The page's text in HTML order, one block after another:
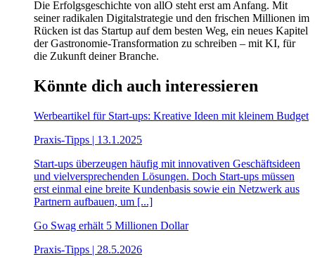
Die Erfolgsgeschichte von allO steht erst am Anfang. Mit
seiner radikalen Digitalstrategie und den frischen Millionen im
Rücken ist das Startup auf dem besten Weg, ein neues Kapitel
der Gastronomie-Transformation zu schreiben – mit KI, für
die Zukunft deiner Branche.
Könnte dich auch interessieren
Werbeartikel für Start-ups: Kreative Ideen mit kleinem Budget
Praxis-Tipps | 13.1.2025
Start-ups überzeugen häufig mit innovativen Geschäftsideen
und vielversprechenden Lösungen. Doch Start-ups müssen
erst einmal eine breite Kundenbasis sowie ein Netzwerk aus
Partnern aufbauen, um [...]
Go Swag erhält 5 Millionen Dollar
Praxis-Tipps | 28.5.2026